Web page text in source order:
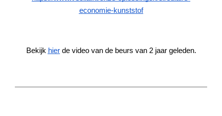
economie-kunststof
Bekijk hier de video van de beurs van 2 jaar geleden.